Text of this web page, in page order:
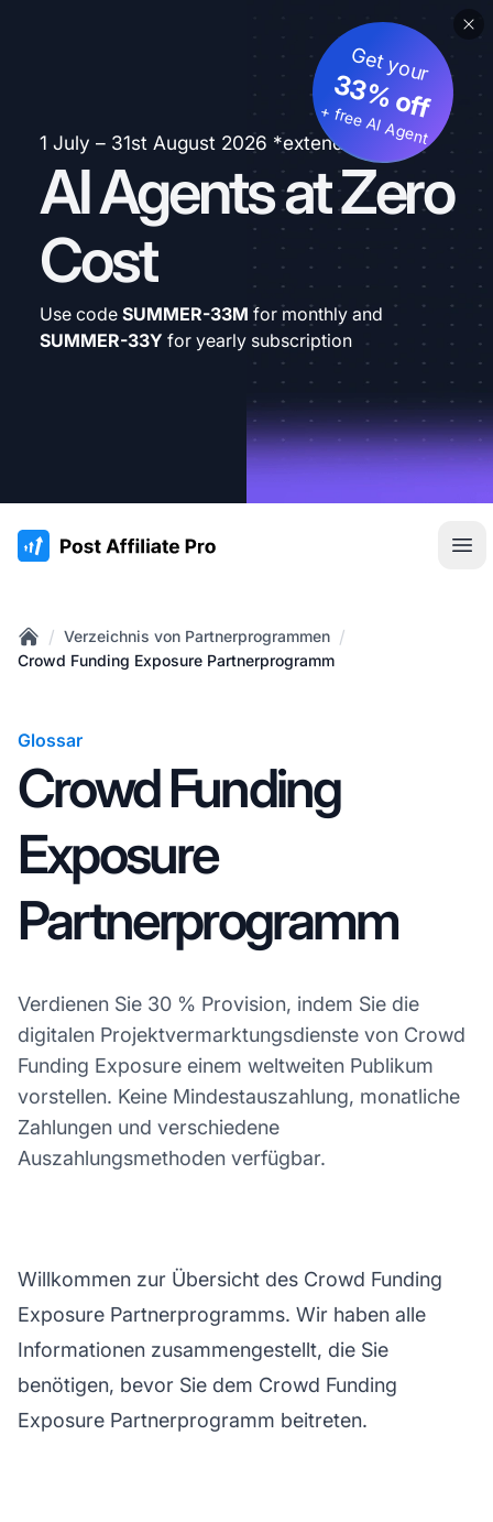
1 July – 31st August 2026 *extended
AI Agents at Zero
Cost
Get your
33% off
+ free AI Agent
Use code SUMMER-33M for monthly and
SUMMER-33Y for yearly subscription
:site.title
Home
/ Verzeichnis von Partnerprogrammen /
Crowd Funding Exposure Partnerprogramm
Glossar
Crowd Funding
Exposure
Partnerprogramm
Verdienen Sie 30 % Provision, indem Sie die
digitalen Projektvermarktungsdienste von Crowd
Funding Exposure einem weltweiten Publikum
vorstellen. Keine Mindestauszahlung, monatliche
Zahlungen und verschiedene
Auszahlungsmethoden verfügbar.
Willkommen zur Übersicht des Crowd Funding
Exposure Partnerprogramms. Wir haben alle
Informationen zusammengestellt, die Sie
benötigen, bevor Sie dem Crowd Funding
Exposure Partnerprogramm beitreten.